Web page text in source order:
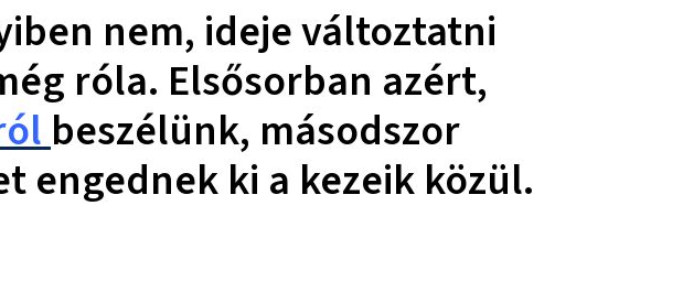
nem, ideje változtatni
róla. Elsősorban azért,
beszélünk, másodszor
engednek ki a kezeik közül.